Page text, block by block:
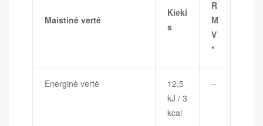
Maistinė vertė
Kieki
s
R
M
V
*
Energinė vertė
12,5
kJ / 3
kcal
–